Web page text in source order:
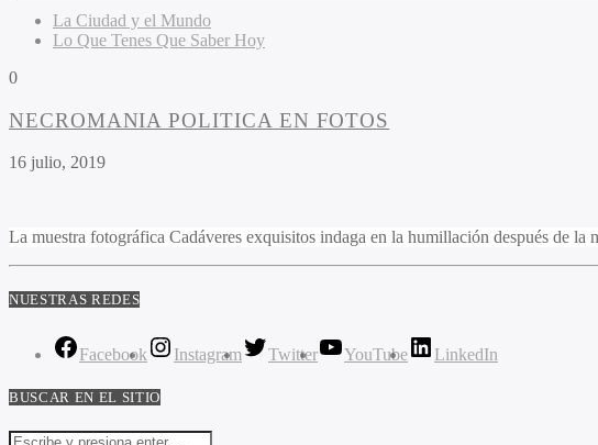
La Ciudad y el Mundo
Lo Que Tenes Que Saber Hoy
0
NECROMANIA POLITICA EN FOTOS
16 julio, 2019
La muestra fotográfica Cadáveres exquisitos indaga en la humillación después de la
NUESTRAS REDES
Facebook Instagram Twitter YouTube LinkedIn
BUSCAR EN EL SITIO